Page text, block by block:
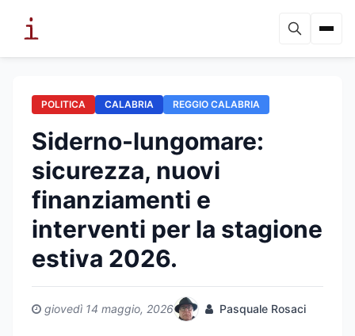
POLITICA CALABRIA REGGIO CALABRIA
Siderno-lungomare:
sicurezza, nuovi
finanziamenti e
interventi per la stagione
estiva 2026.
giovedì 14 maggio, 2026 Pasquale Rosaci